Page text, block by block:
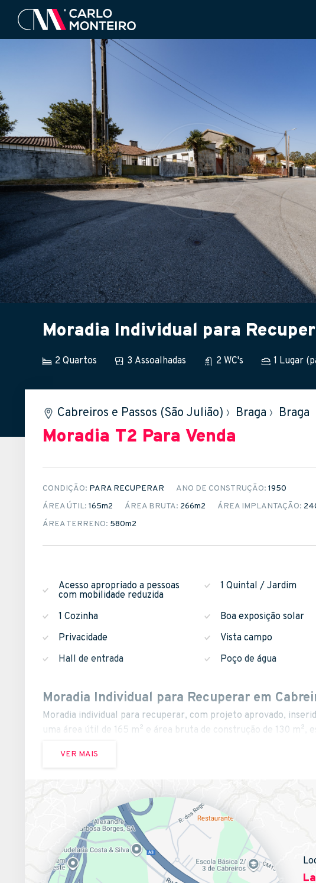
Moradia Individual para
2 Quartos 3 Assoalhadas 2 WC's 1 Lugar
Cabreiros e Passos (São Julião) › Braga › Braga
Moradia T2 Para Venda
CONDIÇÃO: PARA RECUPERAR ANO DE CONSTRUÇÃO: 1950
ÁREA ÚTIL: 165m2 ÁREA BRUTA: 266m2 ÁREA IMPLANTAÇÃO:
ÁREA TERRENO: 580m2
Acesso apropriado a pessoas
com mobilidade reduzida
1 Quintal / Jardim
1 Cozinha Boa exposição solar
Privacidade
Vista campo
Hall de entrada
Poço de água
Moradia Individual para Recuperar em
Moradia individual para recuperar, com projeto aprovado,
uma área útil de 165 m² e área bruta de construção de 130 m²,
VER MAIS